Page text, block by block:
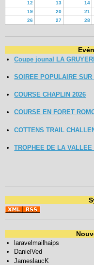
12
13 14
19
20 21
26
27 28
Coupe jounal LA
SOIREE POPULAIRE
COURSE CHAPLIN 2026
COURSE EN FORET
COTTENS TRAIL
TROPHEE DE LA
laravelmailhaips
DanielVed
JameslaucK